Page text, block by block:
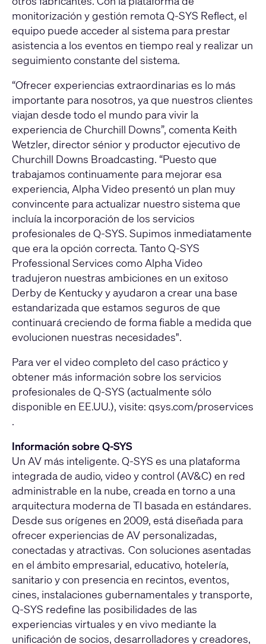
monitorización y gestión remotaQ-SYS Reflect, el
equipo puede acceder al sistema para prestar
asistencia a los eventos en tiempo real y realizar un
seguimiento constante del sistema.
“Ofrecer experiencias extraordinarias es lo más
importante para nosotros, ya que nuestros clientes
viajan desde todo el mundo para vivir la
experiencia de Churchill Downs”, comenta Keith
Wetzler, director sénior y productor ejecutivo de
Churchill Downs Broadcasting. “Puesto que
trabajamos continuamente para mejorar esa
experiencia, Alpha Video presentó un plan muy
convincente para actualizar nuestro sistema que
incluía la incorporación de los servicios
profesionales de Q-SYS. Supimos inmediatamente
que era la opción correcta. Tanto Q-SYS
Professional Services como Alpha Video
tradujeron nuestras ambiciones en un exitoso
Derby de Kentucky y ayudaron a crear una base
estandarizada que estamos seguros de que
continuará creciendo de forma fiable a medida que
evolucionen nuestras necesidades".
Para ver el video completo del caso práctico y
obtener más información sobre los servicios
profesionales de Q-SYS (actualmente sólo
disponible en EE.UU.), visite: qsys.com/proservices
.
Información sobre Q-SYS
Un AV más inteligente. Q-SYS es una plataforma
integrada de audio, video y control (AV&C) en red
administrable en la nube, creada en torno a una
arquitectura moderna de TI basada en estándares.
Desde sus orígenes en 2009, está diseñada para
ofrecer experiencias de AV personalizadas,
conectadas y atractivas. Con soluciones asentadas
en el ámbito empresarial, educativo, hotelería,
sanitario y con presencia en recintos, eventos,
cines, instalaciones gubernamentales y transporte,
Q-SYS redefine las posibilidades de las
experiencias virtuales y en vivo mediante la
unificación de socios, desarrolladores y creadores,